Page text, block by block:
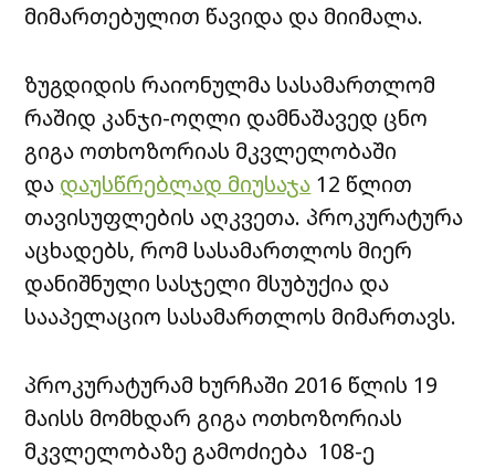
მიმართებულით წავიდა და მიიმალა.
ზუგდიდის რაიონულმა სასამართლომ
რაშიდ კანჯი-ოღლი დამნაშავედ ცნო
გიგა ოთხოზორიას მკვლელობაში
და დაუსწრებლად მიუსაჯა 12 წლით
თავისუფლების აღკვეთა. პროკურატურა
აცხადებს, რომ სასამართლოს მიერ
დანიშნული სასჯელი მსუბუქია და
სააპელაციო სასამართლოს მიმართავს.
პროკურატურამ ხურჩაში 2016 წლის 19
მაისს მომხდარ გიგა ოთხოზორიას
მკვლელობაზე გამოძიება 108-ე